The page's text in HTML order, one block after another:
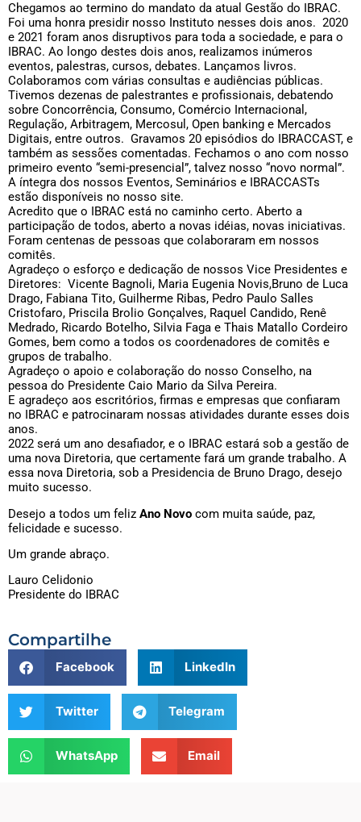
Chegamos ao termino do mandato da atual Gestão do IBRAC.
Foi uma honra presidir nosso Instituto nesses dois anos. 2020
e 2021 foram anos disruptivos para toda a sociedade, e para o
IBRAC. Ao longo destes dois anos, realizamos inúmeros
eventos, palestras, cursos, debates. Lançamos livros.
Colaboramos com várias consultas e audiências públicas.
Tivemos dezenas de palestrantes e profissionais, debatendo
sobre Concorrência, Consumo, Comércio Internacional,
Regulação, Arbitragem, Mercosul, Open banking e Mercados
Digitais, entre outros. Gravamos 20 episódios do IBRACCAST, e
também as sessões comentadas. Fechamos o ano com nosso
primeiro evento “semi-presencial”, talvez nosso “novo normal”.
A íntegra dos nossos Eventos, Seminários e IBRACCASTs
estão disponíveis no nosso site.
Acredito que o IBRAC está no caminho certo. Aberto a
participação de todos, aberto a novas idéias, novas iniciativas.
Foram centenas de pessoas que colaboraram em nossos
comitês.
Agradeço o esforço e dedicação de nossos Vice Presidentes e
Diretores: Vicente Bagnoli, Maria Eugenia Novis,Bruno de Luca
Drago, Fabiana Tito, Guilherme Ribas, Pedro Paulo Salles
Cristofaro, Priscila Brolio Gonçalves, Raquel Candido, Renê
Medrado, Ricardo Botelho, Silvia Faga e Thais Matallo Cordeiro
Gomes, bem como a todos os coordenadores de comitês e
grupos de trabalho.
Agradeço o apoio e colaboração do nosso Conselho, na
pessoa do Presidente Caio Mario da Silva Pereira.
E agradeço aos escritórios, firmas e empresas que confiaram
no IBRAC e patrocinaram nossas atividades durante esses dois
anos.
2022 será um ano desafiador, e o IBRAC estará sob a gestão de
uma nova Diretoria, que certamente fará um grande trabalho. A
essa nova Diretoria, sob a Presidencia de Bruno Drago, desejo
muito sucesso.
Desejo a todos um feliz Ano Novo com muita saúde, paz,
felicidade e sucesso.
Um grande abraço.
Lauro Celidonio
Presidente do IBRAC
Compartilhe
Facebook LinkedIn
Twitter Telegram
WhatsApp Email